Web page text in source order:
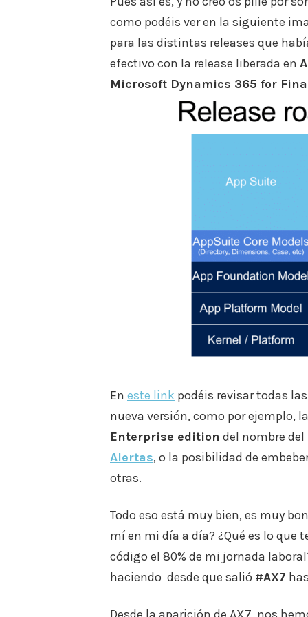
como podéis ver en la siguiente
para las distintas releases que
efectivo con la release liberada en
Microsoft Dynamics 365 for
En este link podéis revisar todas
nueva versión, como por ejemplo,
Enterprise edition del nombre
Alertas, o la posibilidad de
otras.
Todo eso está muy bien, es muy
mí en mi día a día? ¿Qué es lo que
código el 80% de mi jornada
haciendo desde que salió #AX7